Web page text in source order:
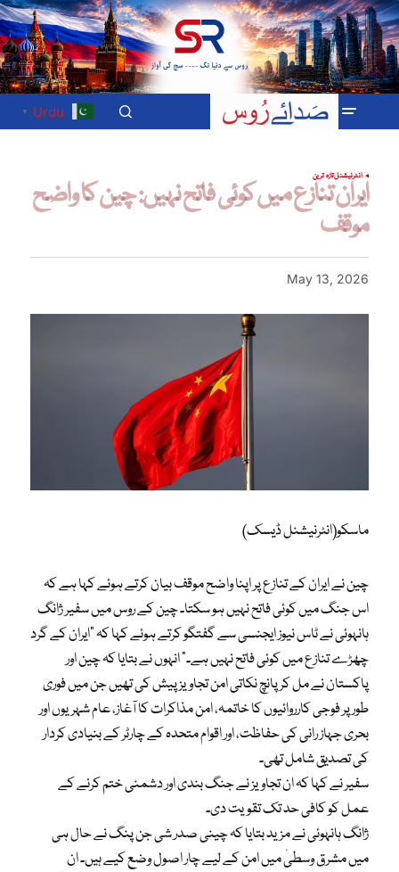
Urdu
▼
انٹرنیشنلتازہ ترین
ایران تنازع میں کوئی فاتح نہیں: چین کا واضح
موقف
May 13, 2026
ماسکو(انٹرنیشنل ڈیسک)
چین نے ایران کے تنازع پر اپنا واضح موقف بیان کرتے ہوئے کہا ہے کہ
اس جنگ میں کوئی فاتح نہیں ہو سکتا۔ چین کے روس میں سفیر ژانگ
ہانہوئی نے ٹاس نیوز ایجنسی سے گفتگو کرتے ہوئے کہا کہ “ایران کے گرد
چھڑے تنازع میں کوئی فاتح نہیں ہے۔” انہوں نے بتایا کہ چین اور
پاکستان نے مل کر پانچ نکاتی امن تجاویز پیش کی تھیں جن میں فوری
طور پر فوجی کارروائیوں کا خاتمہ، امن مذاکرات کا آغاز، عام شہریوں اور
بحری جہاز رانی کی حفاظت، اور اقوام متحدہ کے چارٹر کے بنیادی کردار
کی تصدیق شامل تھی۔
سفیر نے کہا کہ ان تجاویز نے جنگ بندی اور دشمنی ختم کرنے کے
عمل کو کافی حد تک تقویت دی۔
ژانگ ہانہوئی نے مزید بتایا کہ چینی صدر شی جن پنگ نے حال ہی
میں مشرق وسطیٰ میں امن کے لیے چار اصول وضع کیے ہیں۔ ان